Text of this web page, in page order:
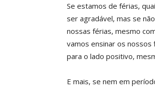
Se estamos de férias,
ser agradável, mas se
nossas férias, mesmo
vamos ensinar os nossos
para o lado positivo,
E mais, se nem em